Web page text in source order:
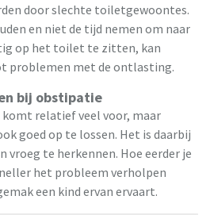
door slechte toiletgewoontes.
en niet de tijd nemen om naar
op het toilet te zitten, kan
problemen met de ontlasting.
bij obstipatie
relatief veel voor, maar
goed op te lossen. Het is daarbij
vroeg te herkennen. Hoe eerder je
het probleem verholpen
een kind ervan ervaart.